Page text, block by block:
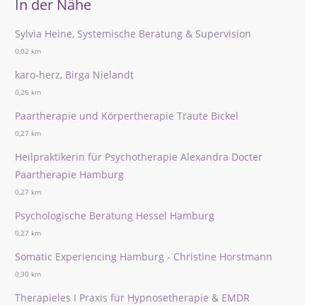
In der Nähe
Sylvia Heine, Systemische Beratung & Supervision
0,02 km
karo-herz, Birga Nielandt
0,26 km
Paartherapie und Körpertherapie Traute Bickel
0,27 km
Heilpraktikerin für Psychotherapie Alexandra Docter
Paartherapie Hamburg
0,27 km
Psychologische Beratung Hessel Hamburg
0,27 km
Somatic Experiencing Hamburg - Christine Horstmann
0,30 km
Therapieles I Praxis für Hypnosetherapie & EMDR